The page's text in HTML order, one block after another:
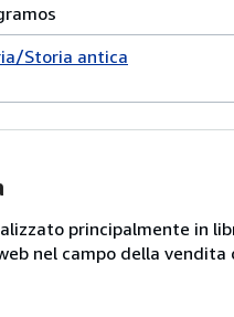
Storia antica
principalmente in
nel campo della vendita